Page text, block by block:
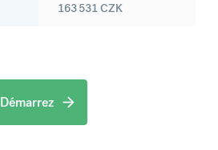
163 531CZK
Démarrez